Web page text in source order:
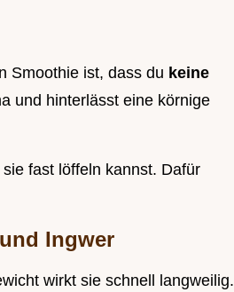
Smoothie ist, dass du keine
und hinterlässt eine körnige
fast löffeln kannst. Dafür
Ingwer
wirkt sie schnell langweilig.